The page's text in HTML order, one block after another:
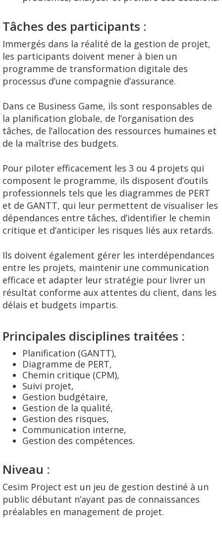
Tâches des participants :
Immergés dans la réalité de la gestion de projet,
les participants doivent mener à bien un
programme de transformation digitale des
processus d’une compagnie d’assurance.
Dans ce Business Game, ils sont responsables de
la planification globale, de l’organisation des
tâches, de l’allocation des ressources humaines et
de la maîtrise des budgets.
Pour piloter efficacement les 3 ou 4 projets qui
composent le programme, ils disposent d’outils
professionnels tels que les diagrammes de PERT
et de GANTT, qui leur permettent de visualiser les
dépendances entre tâches, d’identifier le chemin
critique et d’anticiper les risques liés aux retards.
Ils doivent également gérer les interdépendances
entre les projets, maintenir une communication
efficace et adapter leur stratégie pour livrer un
résultat conforme aux attentes du client, dans les
délais et budgets impartis.
Principales disciplines traitées :
Planification (GANTT),
Diagramme de PERT,
Chemin critique (CPM),
Suivi projet,
Gestion budgétaire,
Gestion de la qualité,
Gestion des risques,
Communication interne,
Gestion des compétences.
Niveau :
Cesim Project est un jeu de gestion destiné à un
public débutant n’ayant pas de connaissances
préalables en management de projet.